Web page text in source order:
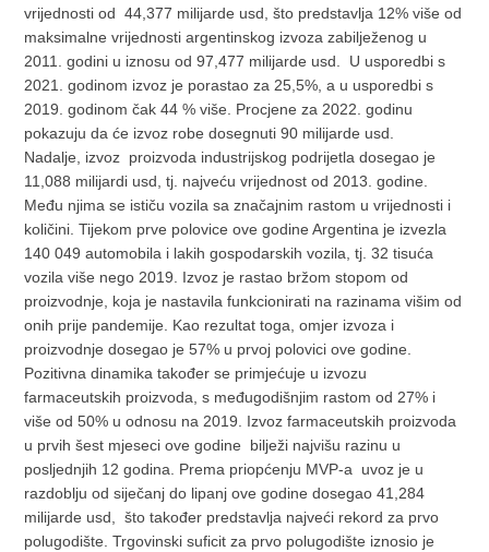
vrijednosti od 44,377 milijarde usd, što predstavlja 12% više od
maksimalne vrijednosti argentinskog izvoza zabilježenog u
2011. godini u iznosu od 97,477 milijarde usd. U usporedbi s
2021. godinom izvoz je porastao za 25,5%, a u usporedbi s
2019. godinom čak 44 % više. Procjene za 2022. godinu
pokazuju da će izvoz robe dosegnuti 90 milijarde usd.
Nadalje, izvoz proizvoda industrijskog podrijetla dosegao je
11,088 milijardi usd, tj. najveću vrijednost od 2013. godine.
Među njima se ističu vozila sa značajnim rastom u vrijednosti i
količini. Tijekom prve polovice ove godine Argentina je izvezla
140 049 automobila i lakih gospodarskih vozila, tj. 32 tisuća
vozila više nego 2019. Izvoz je rastao bržom stopom od
proizvodnje, koja je nastavila funkcionirati na razinama višim od
onih prije pandemije. Kao rezultat toga, omjer izvoza i
proizvodnje dosegao je 57% u prvoj polovici ove godine.
Pozitivna dinamika također se primjećuje u izvozu
farmaceutskih proizvoda, s međugodišnjim rastom od 27% i
više od 50% u odnosu na 2019. Izvoz farmaceutskih proizvoda
u prvih šest mjeseci ove godine bilježi najvišu razinu u
posljednjih 12 godina. Prema priopćenju MVP-a uvoz je u
razdoblju od siječanj do lipanj ove godine dosegao 41,284
milijarde usd, što također predstavlja najveći rekord za prvo
polugodište. Trgovinski suficit za prvo polugodište iznosio je